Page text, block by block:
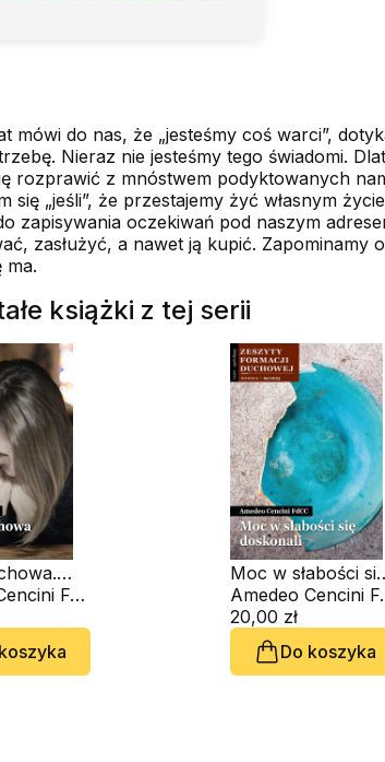
mówi do nas, że „jesteśmy coś warci”,
Nieraz nie jesteśmy tego świadomi.
rozprawić z mnóstwem podyktowanych
się „jeśli”, że przestajemy żyć własnym
zapisywania oczekiwań pod naszym
zasłużyć, a nawet ją kupić.
ma.
książki z tej serii
106
Amedeo Cencini FdCC
Moc w słabości się
doskonali. Zeszyt
Formacji Duchowej
nr 99
20,00 zł
Do koszyka